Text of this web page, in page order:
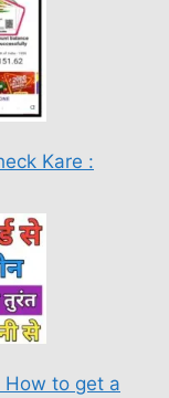
Kare :
How to get a